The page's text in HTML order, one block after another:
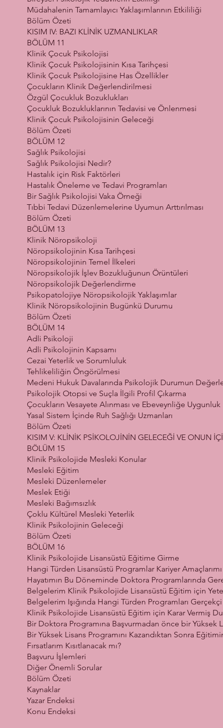
Müdahalenin Tamamlayıcı Yaklaşımlarının Etkililiği
Bölüm Özeti
KISIM IV: BAZI KLİNİK UZMANLIKLAR
BÖLÜM 11
Klinik Çocuk Psikolojisi
Klinik Çocuk Psikolojisinin Kısa Tarihçesi
Klinik Çocuk Psikolojisine Has Özellikler
Çocukların Klinik Değerlendirilmesi
Özgül Çocukluk Bozuklukları
Çocukluk Bozukluklarının Tedavisi ve Önlenmesi
Klinik Çocuk Psikolojisinin Geleceği
Bölüm Özeti
BÖLÜM 12
Sağlık Psikolojisi
Sağlık Psikolojisi Nedir?
Hastalık için Risk Faktörleri
Hastalık Öneleme ve Tedavi Programları
Bir Sağlık Psikolojisi Vaka Örneği
Tıbbi Tedavi Düzenlemelerine Uyumun Arttırılması
Bölüm Özeti
BÖLÜM 13
Klinik Nöropsikoloji
Nöropsikolojinin Kısa Tarihçesi
Nöropsikolojinin Temel İlkeleri
Nöropsikolojik İşlev Bozukluğunun Örüntüleri
Nöropsikolojik Değerlendirme
Psikopatolojiye Nöropsikolojik Yaklaşımlar
Klinik Nöropsikolojinin Bugünkü Durumu
Bölüm Özeti
BÖLÜM 14
Adli Psikoloji
Adli Psikolojinin Kapsamı
Cezai Yeterlik ve Sorumluluk
Tehlikeliliğin Öngörülmesi
Medeni Hukuk Davalarında Psikolojik Durumun
Psikolojik Otopsi ve Suçla İlgili Profil Çıkarma
Çocukların Vesayete Alınması ve Ebeveynliğe Uygunluk
Yasal Sistem İçinde Ruh Sağlığı Uzmanları
Bölüm Özeti
KISIM V: KLİNİK PSİKOLOJİNİN GELECEĞİ VE ONUN
BÖLÜM 15
Klinik Psikolojide Mesleki Konular
Mesleki Eğitim
Mesleki Düzenlemeler
Meslek Etiği
Mesleki Bağımsızlık
Çoklu Kültürel Mesleki Yeterlik
Klinik Psikolojinin Geleceği
Bölüm Özeti
BÖLÜM 16
Klinik Psikolojide Lisansüstü Eğitime Girme
Hangi Türden Lisansüstü Programlar Kariyer Amaçlarımı
Hayatımın Bu Döneminde Doktora Programlarında
Belgelerim Klinik Psikolojide Lisansüstü Eğitim için
Belgelerim Işığında Hangi Türden Programları
Klinik Psikolojide Lisansüstü Eğitim için Karar Vermiş
Bir Doktora Programına Başvurmadan önce bir Yüksek
Bir Yüksek Lisans Programını Kazandıktan Sonra
Fırsatlarım Kısıtlanacak mı?
Başvuru İşlemleri
Diğer Önemli Sorular
Bölüm Özeti
Kaynaklar
Yazar Endeksi
Konu Endeksi